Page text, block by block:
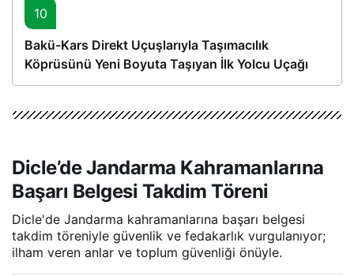
10
Bakü-Kars Direkt Uçuşlarıyla Taşımacılık
Köprüsünü Yeni Boyuta Taşıyan İlk Yolcu Uçağı
Hareket Etti
Dicle’de Jandarma Kahramanlarına
Başarı Belgesi Takdim Töreni
Dicle'de Jandarma kahramanlarına başarı belgesi
takdim töreniyle güvenlik ve fedakarlık vurgulanıyor;
ilham veren anlar ve toplum güvenliği önüyle.